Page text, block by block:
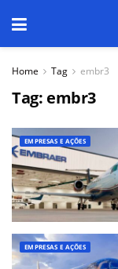
Home Tag embr3
Tag: embr3
EMPRESAS E AÇÕES
EMPRESAS E AÇÕES